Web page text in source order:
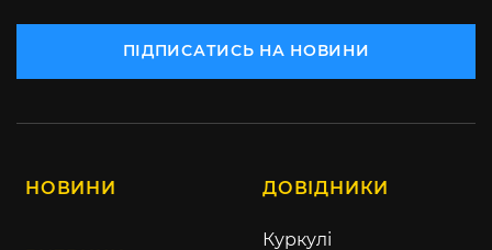
ПІДПИСАТИСЬ НА НОВИНИ
НОВИНИ ДОВІДНИКИ
Куркулі